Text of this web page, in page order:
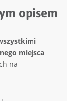
opisem
miejsca
na